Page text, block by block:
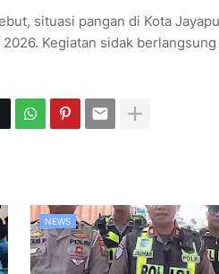
situasi pangan di Kota
Kegiatan sidak berlangsung
NEWS